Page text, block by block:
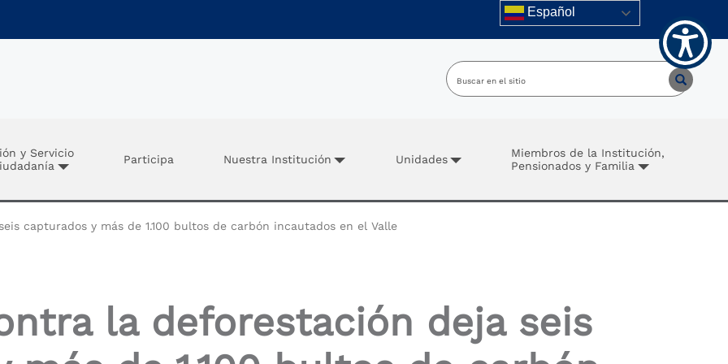
Español
y Servicio
Participa Nuestra Institución Unidades
Miembros de la Institución,
Pensionados y Familia
capturados y más de 1.100 bultos de carbón incautados en el Valle
la deforestación deja seis